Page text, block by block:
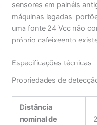
sensores em painéis
máquinas legadas,
uma fonte 24 Vcc não
próprio cafeixeento
Especificações técnicas
Propriedades de
Distância
nominal de